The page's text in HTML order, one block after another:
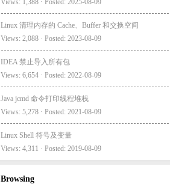
Views: 1,388 · Posted: 2025-08-09
Linux 清理内存的 Cache、Buffer 和交换空间
Views: 2,088 · Posted: 2023-08-09
IDEA 禁止导入所有包
Views: 6,654 · Posted: 2022-08-09
Java jcmd 命令打印线程堆栈
Views: 5,278 · Posted: 2021-08-09
Linux Shell 符号及变量
Views: 4,311 · Posted: 2019-08-09
Browsing